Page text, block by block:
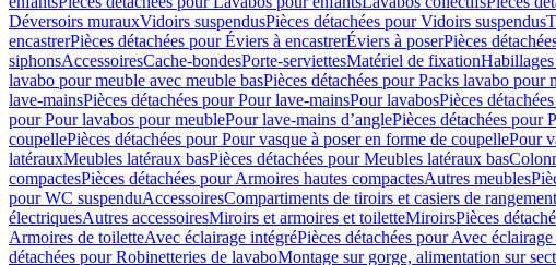
Déversoirs murauxVidoirs suspendusPièces détachées pour Vidoirs suspendus
encastrerPièces détachées pour Éviers à encastrerÉviers à poserPièces
siphonsAccessoiresCache-bondesPorte-serviettesMatériel de fixation
lavabo pour meuble avec meuble basPièces détachées pour Packs lavabo pour
lave-mainsPièces détachées pour Pour lave-mainsPour lavabosPièces
pour Pour lavabos pour meublePour lave-mains d’anglePièces détachées pour
coupellePièces détachées pour Pour vasque à poser en forme de coupellePour
latérauxMeubles latéraux basPièces détachées pour Meubles latéraux bas
compactesPièces détachées pour Armoires hautes compactesAutres meubles
pour WC suspenduAccessoiresCompartiments de tiroirs et casiers de rangement
électriquesAutres accessoiresMiroirs et armoires et toiletteMiroirsPièces
Armoires de toiletteAvec éclairage intégréPièces détachées pour Avec
détachées pour Robinetteries de lavaboMontage sur gorge, alimentation sur